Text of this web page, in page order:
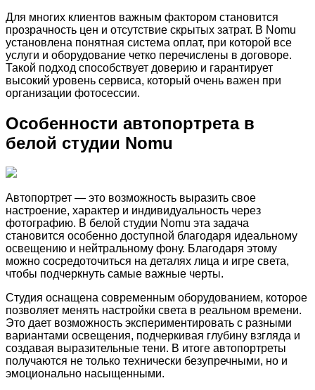
Для многих клиентов важным фактором становится
прозрачность цен и отсутствие скрытых затрат. В Nomu
установлена понятная система оплат, при которой все
услуги и оборудование четко перечислены в договоре.
Такой подход способствует доверию и гарантирует
высокий уровень сервиса, который очень важен при
организации фотосессии.
Особенности автопортрета в
белой студии Nomu
Автопортрет — это возможность выразить свое
настроение, характер и индивидуальность через
фотографию. В белой студии Nomu эта задача
становится особенно доступной благодаря идеальному
освещению и нейтральному фону. Благодаря этому
можно сосредоточиться на деталях лица и игре света,
чтобы подчеркнуть самые важные черты.
Студия оснащена современным оборудованием, которое
позволяет менять настройки света в реальном времени.
Это дает возможность экспериментировать с разными
вариантами освещения, подчеркивая глубину взгляда и
создавая выразительные тени. В итоге автопортреты
получаются не только технически безупречными, но и
эмоционально насыщенными.